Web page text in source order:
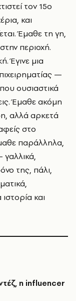
τον 15ο
και
Έμαθε τη γη,
περιοχή.
Έγινε μια
—
ουσιαστικά
Έμαθε ακόμη
αλλά αρκετά
στο
παράλληλα,
της, πάλι,
και
η influencer